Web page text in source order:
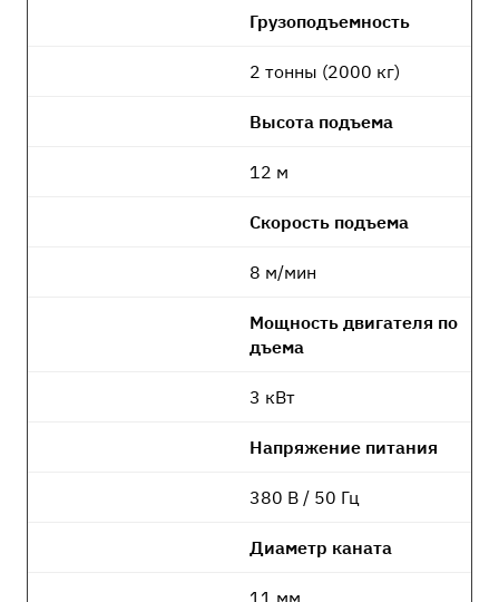
Грузоподъемность
2 тонны (2000 кг)
Высота подъема
12 м
Скорость подъема
8 м/мин
Мощность двигателя по
дъема
3 кВт
Напряжение питания
380 В / 50 Гц
Диаметр каната
11 мм